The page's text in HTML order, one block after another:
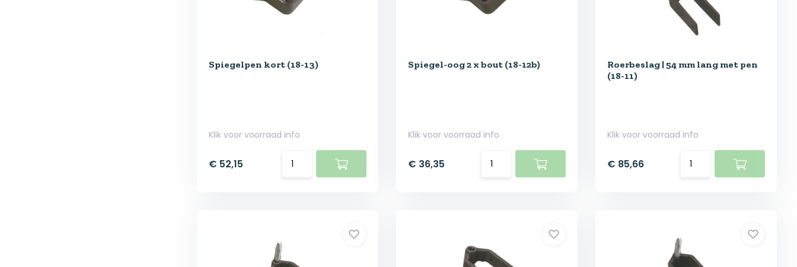
Spiegelpen kort (18-13)
Klik voor voorraad info
€ 52,15
Spiegel-oog 2 x bout (18-12b)
Klik voor voorraad info
€ 36,35
Roerbeslag | 54 mm lang met pen
(18-11)
Klik voor voorraad info
€ 85,66